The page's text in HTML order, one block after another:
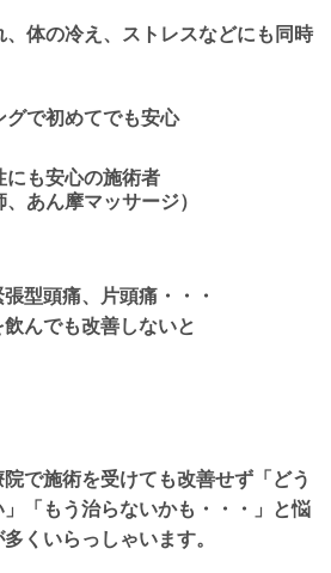
、体の冷え、ストレスなどにも同時
グで初めてでも安心
にも安心の施術者
、あん摩マッサージ）
型頭痛、片頭痛・・・
んでも改善しないと
で施術を受けても改善せず「どう
「もう治らないかも・・・」と悩
くいらっしゃいます。